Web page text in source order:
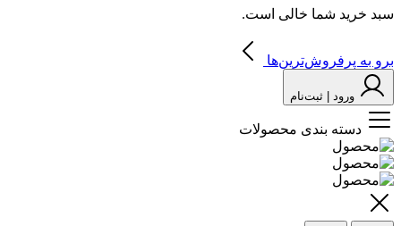
سبد خرید شما خالی است.
برو به پرفروش‌ترین‌ها
ورود | ثبت‌نام
دسته بندی محصولات